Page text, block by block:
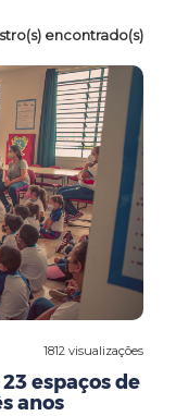
encontrado(s)
1812 visualizações
espaços de
anos